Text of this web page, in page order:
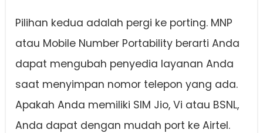
Pilihan kedua adalah pergi ke porting. MNP
atau Mobile Number Portability berarti Anda
dapat mengubah penyedia layanan Anda
saat menyimpan nomor telepon yang ada.
Apakah Anda memiliki SIM Jio, Vi atau BSNL,
Anda dapat dengan mudah port ke Airtel.